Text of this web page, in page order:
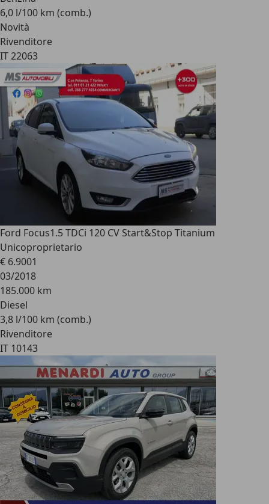
6,0 l/100 km (comb.)
Novità
Rivenditore
IT 22063
Ford Focus1.5 TDCi 120 CV Start&Stop Titanium
Unicoproprietario
€ 6.9001
03/2018
185.000 km
Diesel
3,8 l/100 km (comb.)
Rivenditore
IT 10143